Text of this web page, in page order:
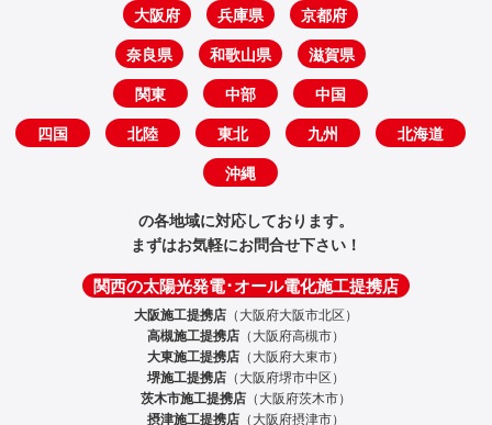
大阪府 兵庫県 京都府
奈良県 和歌山県 滋賀県
関東 中部 中国
四国 北陸 東北 九州 北海道
沖縄
の各地域に対応しております。
まずはお気軽にお問合せ下さい！
関西の太陽光発電･オール電化施工提携店
大阪施工提携店 （大阪府大阪市北区）
高槻施工提携店 （大阪府高槻市）
大東施工提携店 （大阪府大東市）
堺施工提携店 （大阪府堺市中区）
茨木市施工提携店 （大阪府茨木市）
摂津施工提携店 （大阪府摂津市）